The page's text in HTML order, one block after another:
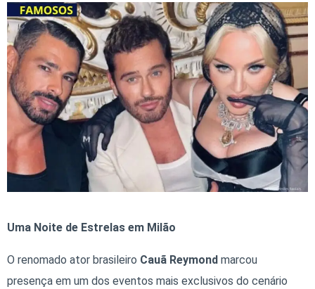
Uma Noite de Estrelas em Milão
O renomado ator brasileiro Cauã Reymond marcou
presença em um dos eventos mais exclusivos do cenário